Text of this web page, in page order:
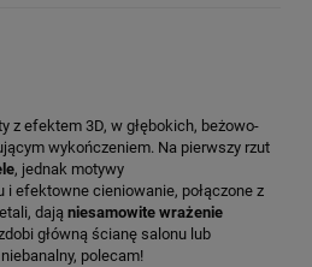
z efektem 3D, w głębokich, beżowo-
wykończeniem. Na pierwszy rzut
, jednak motywy
efektowne cieniowanie, połączone z
dają niesamowite wrażenie
główną ścianę salonu lub
polecam!